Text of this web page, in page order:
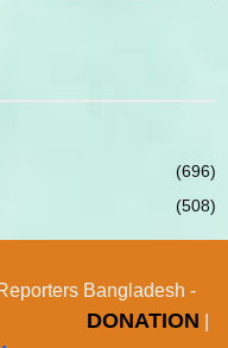
(696)
(508)
Bangladesh -
DONATION